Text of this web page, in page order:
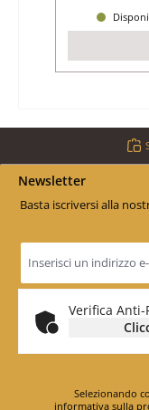
Newsletter
Basta iscriversi alla
Indirizzo
e-
*
Verifica Anti-
informativa sulla